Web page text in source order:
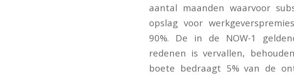
aantal maanden waarvoor
opslag voor
90%. De in de NOW-1
redenen is vervallen,
boete bedraagt 5% van de